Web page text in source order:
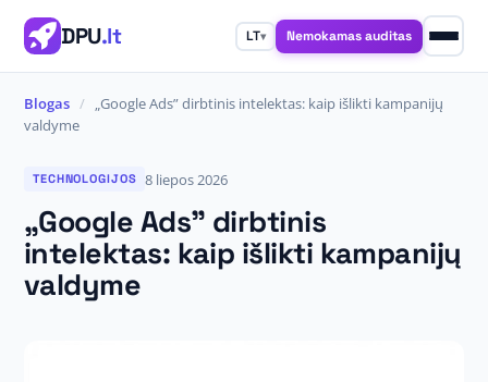
DPU.lt LT▾ Nemokamas auditas
Blogas / „Google Ads” dirbtinis intelektas: kaip išlikti kampanijų
valdyme
TECHNOLOGIJOS 8 liepos 2026
„Google Ads” dirbtinis
intelektas: kaip išlikti kampanijų
valdyme